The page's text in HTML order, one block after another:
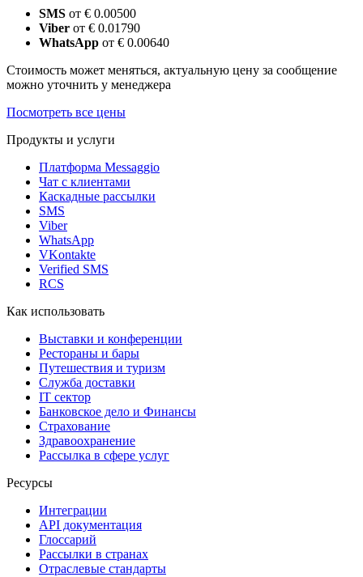
SMS от € 0.00500
Viber от € 0.01790
WhatsApp от € 0.00640
Стоимость может меняться, актуальную цену за сообщение
можно уточнить у менеджера
Посмотреть все цены
Продукты и услуги
Платформа Messaggio
Чат с клиентами
Каскадные рассылки
SMS
Viber
WhatsApp
VKontakte
Verified SMS
RCS
Как использовать
Выставки и конференции
Рестораны и бары
Путешествия и туризм
Служба доставки
IT сектор
Банковское дело и Финансы
Страхование
Здравоохранение
Рассылка в сфере услуг
Ресурсы
Интеграции
API документация
Глоссарий
Рассылки в странах
Отраслевые стандарты